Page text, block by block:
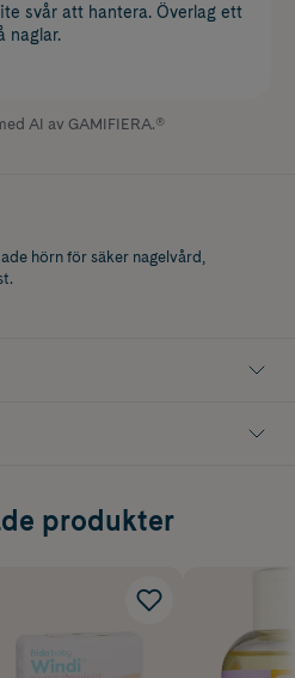
svår att hantera. Överlag ett
naglar.
AI av GAMIFIERA.®
hörn för säker nagelvård,
produkter